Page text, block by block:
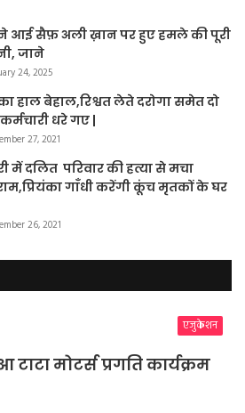
आई सैफ़ अली ख़ान पर हुए हमले की पूरी
जाने
24, 2025
हाल बेहाल,रिश्वत लेते दरोगा समेत दो
धरे गए |
27, 2021
में दलित परिवार की हत्या से मचा
गाँधी करेंगी कूंच मृतकों के घर
26, 2021
एजुकेशन
मोटर्स प्रगति कार्यक्रम